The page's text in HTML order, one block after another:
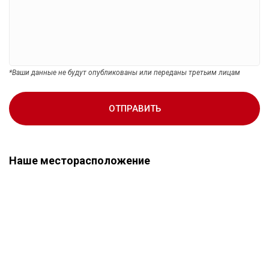
*Ваши данные не будут опубликованы или переданы третьим лицам
ОТПРАВИТЬ
Наше месторасположение